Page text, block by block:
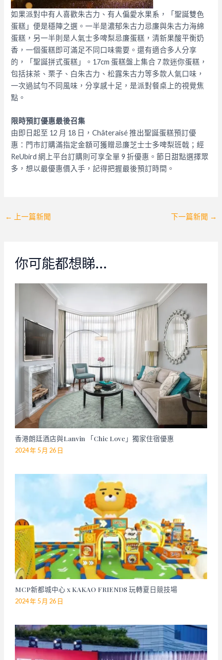
如果派對中有人喜歡朱古力、有人偏愛水果系，「聖誕雙色
蛋糕」便是穩陣之選。一半是濃郁朱古力忌廉與朱古力海綿
蛋糕，另一半則是人氣士多啤梨忌廉蛋糕，清新果酸平衡奶
香，一個蛋糕即可滿足不同口味需要。還有適合多人分享
的，「聖誕拼式蛋糕」。17cm 蛋糕盤上集合 7 款迷你蛋糕，
包括抹茶、栗子、白朱古力、松露朱古力等多款人氣口味，
一次過試勻不同風味，分享感十足，是派對餐桌上的視覺焦
點。
限時預訂優惠最後召集
由即日起至 12 月 18 日，Châteraisé 推出聖誕蛋糕預訂優
惠：門市訂購滿指定金額可獲贈忌廉芝士士多啤梨班戟；經
ReUbird 網上平台訂購則可享全單 9 折優惠。節日甜點選擇眾
多，想以最優惠價入手，記得把握最後預訂時間。
Post
← 上一篇新聞 下一篇新聞 →
你可能都想睇…
香港朗廷酒店與Lanvin 「Chic Love」獨家住宿優惠
2024 年 5 月 26 日
MCP新都城中心 x KAKAO FRIENDS 玩轉夏日競技場
2024 年 5 月 26 日